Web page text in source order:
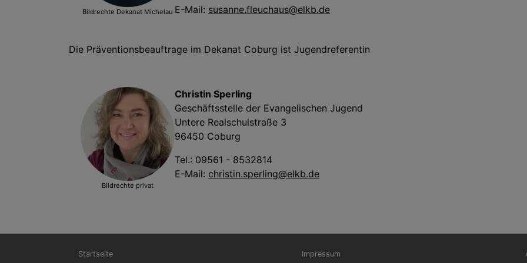
Bildrechte Dekanat Michelau E-Mail: susanne.fleuchaus@elkb.de
Die Präventionsbeauftrage im Dekanat Coburg ist Jugendreferentin
Bildrechte privat
Christin Sperling
Geschäftsstelle der Evangelischen Jugend
Untere Realschulstraße 3
96450 Coburg
Tel.: 09561 - 8532814
E-Mail: christin.sperling@elkb.de
Hauptnavigation
Startseite Fußbereichsmenü
Impressum